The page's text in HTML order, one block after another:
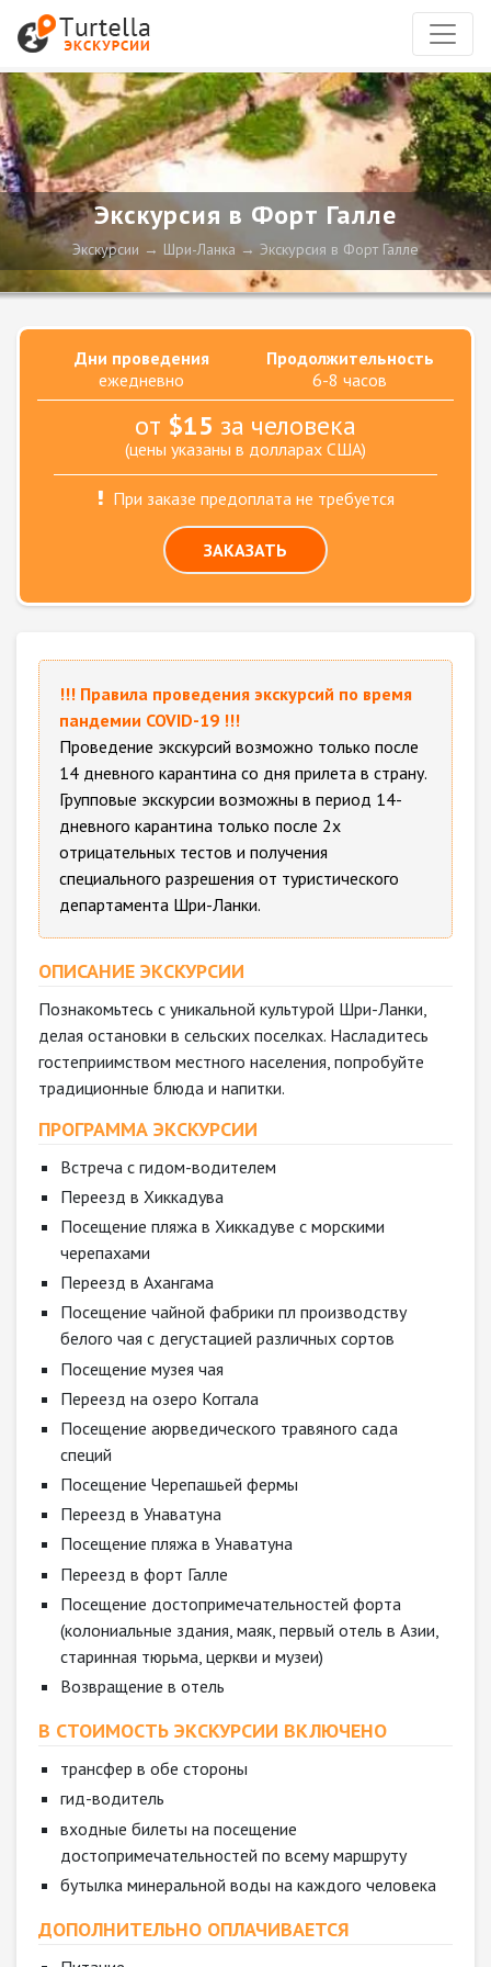
Экскурсия в Форт Галле
Экскурсии Шри-Ланка Экскурсия в Форт Галле
Дни проведения
ежедневно
Продолжительность
6-8 часов
от $15 за человека
(цены указаны в долларах США)
При заказе предоплата не требуется
ЗАКАЗАТЬ
!!! Правила проведения экскурсий по время
пандемии COVID-19 !!!
Проведение экскурсий возможно только после
14 дневного карантина со дня прилета в страну.
Групповые экскурсии возможны в период 14-
дневного карантина только после 2х
отрицательных тестов и получения
специального разрешения от туристического
департамента Шри-Ланки.
ОПИСАНИЕ ЭКСКУРСИИ
Познакомьтесь с уникальной культурой Шри-Ланки,
делая остановки в сельских поселках. Насладитесь
гостеприимством местного населения, попробуйте
традиционные блюда и напитки.
ПРОГРАММА ЭКСКУРСИИ
Встреча с гидом-водителем
Переезд в Хиккадува
Посещение пляжа в Хиккадуве с морскими
черепахами
Переезд в Ахангама
Посещение чайной фабрики пл производству
белого чая с дегустацией различных сортов
Посещение музея чая
Переезд на озеро Коггала
Посещение аюрведического травяного сада
специй
Посещение Черепашьей фермы
Переезд в Унаватуна
Посещение пляжа в Унаватуна
Переезд в форт Галле
Посещение достопримечательностей форта
(колониальные здания, маяк, первый отель в Азии,
старинная тюрьма, церкви и музеи)
Возвращение в отель
В СТОИМОСТЬ ЭКСКУРСИИ ВКЛЮЧЕНО
трансфер в обе стороны
гид-водитель
входные билеты на посещение
достопримечательностей по всему маршруту
бутылка минеральной воды на каждого человека
ДОПОЛНИТЕЛЬНО ОПЛАЧИВАЕТСЯ